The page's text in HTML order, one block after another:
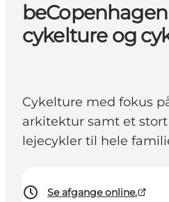
cykelture og
Cykelture med fokus
arkitektur samt et
lejecykler til hele
Se afgange online.